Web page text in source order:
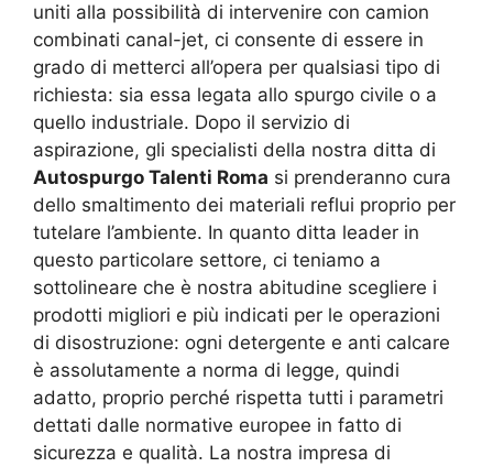
uniti alla possibilità di intervenire con camion
combinati canal-jet, ci consente di essere in
grado di metterci all’opera per qualsiasi tipo di
richiesta: sia essa legata allo spurgo civile o a
quello industriale. Dopo il servizio di
aspirazione, gli specialisti della nostra ditta di
Autospurgo Talenti Roma si prenderanno cura
dello smaltimento dei materiali reflui proprio per
tutelare l’ambiente. In quanto ditta leader in
questo particolare settore, ci teniamo a
sottolineare che è nostra abitudine scegliere i
prodotti migliori e più indicati per le operazioni
di disostruzione: ogni detergente e anti calcare
è assolutamente a norma di legge, quindi
adatto, proprio perché rispetta tutti i parametri
dettati dalle normative europee in fatto di
sicurezza e qualità. La nostra impresa di